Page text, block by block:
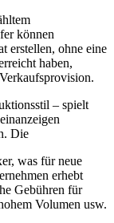
können
erstellen, ohne eine
haben,
– spielt
Die
was für neue
erhebt
Gebühren für
Volumen usw.